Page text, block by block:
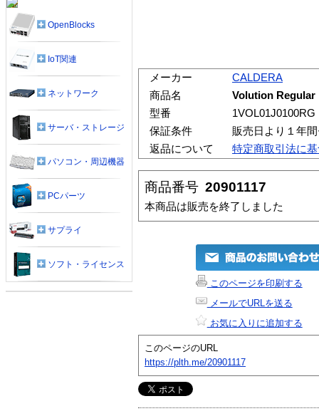
メーカー
CALDERA
商品名
Volution Regular
型番
1VOL01J0100RG
保証条件
販売日より１年
返品について
特定商取引法に
商品番号 20901117
本商品は販売を終了しました
このページを印刷する
メールでURLを送る
お気に入りに追加する
このページのURL
https://plth.me/20901117
OpenBlocks
IoT関連
ネットワーク
サーバ・ストレージ
パソコン・周辺機器
PCパーツ
サプライ
ソフト・ライセンス